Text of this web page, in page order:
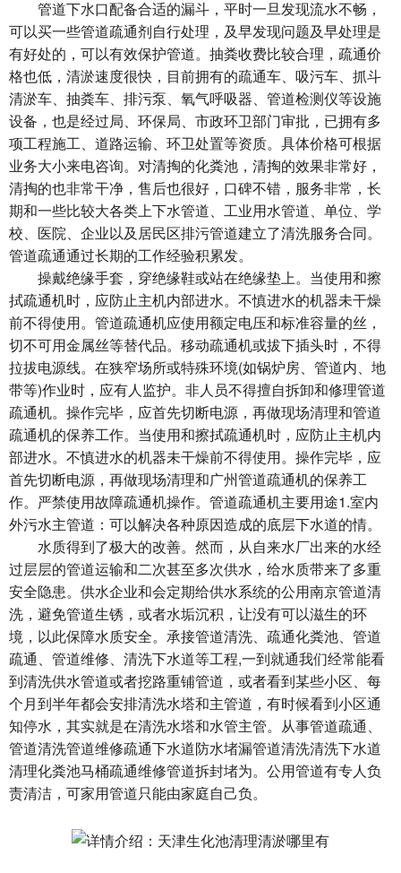
管道下水口配备合适的漏斗，平时一旦发现流水不畅，
可以买一些管道疏通剂自行处理，及早发现问题及早处理是
有好处的，可以有效保护管道。抽粪收费比较合理，疏通价
格也低，清淤速度很快，目前拥有的疏通车、吸污车、抓斗
清淤车、抽粪车、排污泵、氧气呼吸器、管道检测仪等设施
设备，也是经过局、环保局、市政环卫部门审批，已拥有多
项工程施工、道路运输、环卫处置等资质。具体价格可根据
业务大小来电咨询。对清掏的化粪池，清掏的效果非常好，
清掏的也非常干净，售后也很好，口碑不错，服务非常，长
期和一些比较大各类上下水管道、工业用水管道、单位、学
校、医院、企业以及居民区排污管道建立了清洗服务合同。
管道疏通通过长期的工作经验积累发。
操戴绝缘手套，穿绝缘鞋或站在绝缘垫上。当使用和擦
拭疏通机时，应防止主机内部进水。不慎进水的机器未干燥
前不得使用。管道疏通机应使用额定电压和标准容量的丝，
切不可用金属丝等替代品。移动疏通机或拔下插头时，不得
拉拔电源线。在狭窄场所或特殊环境(如锅炉房、管道内、地
带等)作业时，应有人监护。非人员不得擅自拆卸和修理管道
疏通机。操作完毕，应首先切断电源，再做现场清理和管道
疏通机的保养工作。当使用和擦拭疏通机时，应防止主机内
部进水。不慎进水的机器未干燥前不得使用。操作完毕，应
首先切断电源，再做现场清理和广州管道疏通机的保养工
作。严禁使用故障疏通机操作。管道疏通机主要用途1.室内
外污水主管道：可以解决各种原因造成的底层下水道的情。
水质得到了极大的改善。然而，从自来水厂出来的水经
过层层的管道运输和二次甚至多次供水，给水质带来了多重
安全隐患。供水企业和会定期给供水系统的公用南京管道清
洗，避免管道生锈，或者水垢沉积，让没有可以滋生的环
境，以此保障水质安全。承接管道清洗、疏通化粪池、管道
疏通、管道维修、清洗下水道等工程,一到就通我们经常能看
到清洗供水管道或者挖路重铺管道，或者看到某些小区、每
个月到半年都会安排清洗水塔和主管道，有时候看到小区通
知停水，其实就是在清洗水塔和水管主管。从事管道疏通、
管道清洗管道维修疏通下水道防水堵漏管道清洗清洗下水道
清理化粪池马桶疏通维修管道拆封堵为。公用管道有专人负
责清洁，可家用管道只能由家庭自己负。